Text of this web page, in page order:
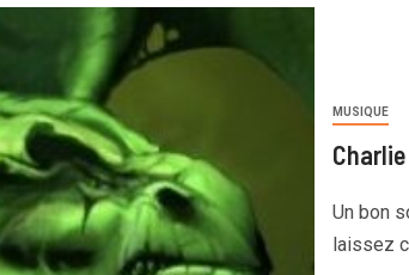
MUSIQUE
Un bon
laissez